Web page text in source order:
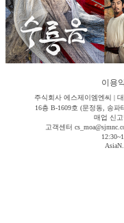
이용
주식회사 에스제이엠엔씨 |
16층 B-1609호 (문정동, 송
매업 신고
고객센터